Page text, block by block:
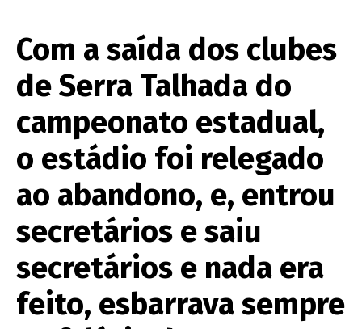
Com a saída dos clubes
de Serra Talhada do
campeonato estadual,
o estádio foi relegado
ao abandono, e, entrou
secretários e saiu
secretários e nada era
feito, esbarrava sempre